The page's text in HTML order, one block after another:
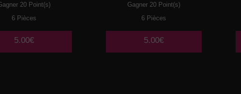
20 Point(s)
6 Pièces
5.00€
Gagner 20 Point(s)
6 Pièces
5.00€